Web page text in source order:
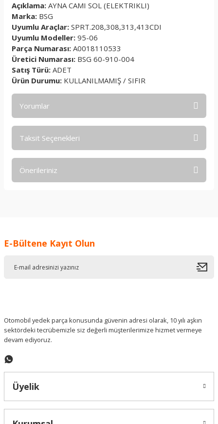
Açıklama: AYNA CAMI SOL (ELEKTRIKLI)
Marka: BSG
Uyumlu Araçlar: SPRT.208,308,313,413CDI
Uyumlu Modeller: 95-06
Parça Numarası: A0018110533
Üretici Numarası: BSG 60-910-004
Satış Türü: ADET
Ürün Durumu: KULLANILMAMIŞ / SIFIR
Yorumlar
Taksit Seçenekleri
Önerileriniz
Ürün resmi kalitesiz, bozuk veya görüntülenemiyor.
E-Bültene Kayıt Olun
Otomobil yedek parça konusunda güvenin adresi olarak, 10 yılı aşkın
sektördeki tecrübemizle siz değerli müşterilerimize hizmet vermeye
devam ediyoruz.
Üyelik